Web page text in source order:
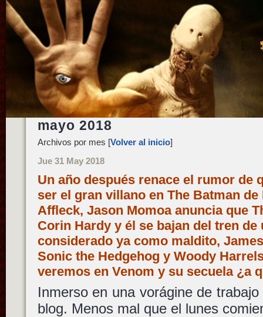
mayo 2018
Archivos por mes [Volver al inicio]
Jue 31 May 2018
Un año después renace el rumor de
ser el gran villano en The Batman de
Affleck, Jason Momoa anuncia que
Corin Hardy y él se bajan del tren de
considerado ya como maldito,
Sonic the Hedgehog y Woody
veremos en Venom y su secuela ¿a
Inmerso en una vorágine de
blog. Menos mal que el lunes